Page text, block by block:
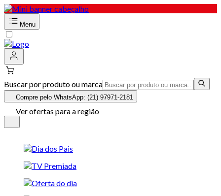
Menu
Buscar por produto ou marca
Compre pelo WhatsApp: (21) 97971-2181
Ver ofertas para a região